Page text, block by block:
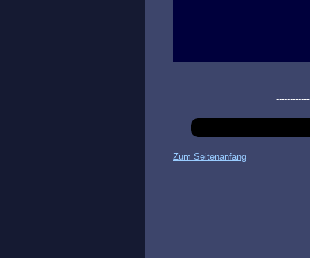
Zum Seitenanfang